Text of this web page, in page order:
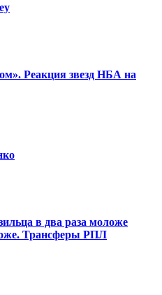
Реакция звезд НБА на
в два раза моложе
Трансферы РПЛ